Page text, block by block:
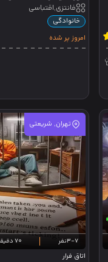
فانتزی,اقتباسی
خانوادگی
امروز پر شده
تهران, شریعتی
3-7نفر 70 دقیقه
اتاق فرار